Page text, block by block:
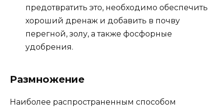
предотвратить это, необходимо обеспечить
хороший дренаж и добавить в почву
перегной, золу, а также фосфорные
удобрения.
Размножение
Наиболее распространенным способом